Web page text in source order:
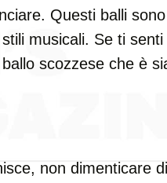
Questi balli
musicali. Se ti
scozzese che è
non dimenticare